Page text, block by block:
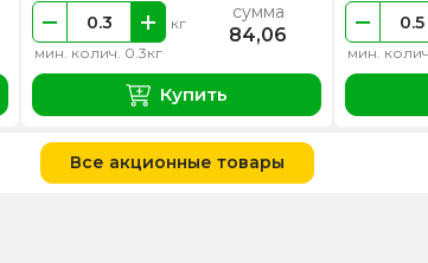
мин. колич. 0.3кг
кг сумма
84,06
Купить
мин.
Все акционные товары